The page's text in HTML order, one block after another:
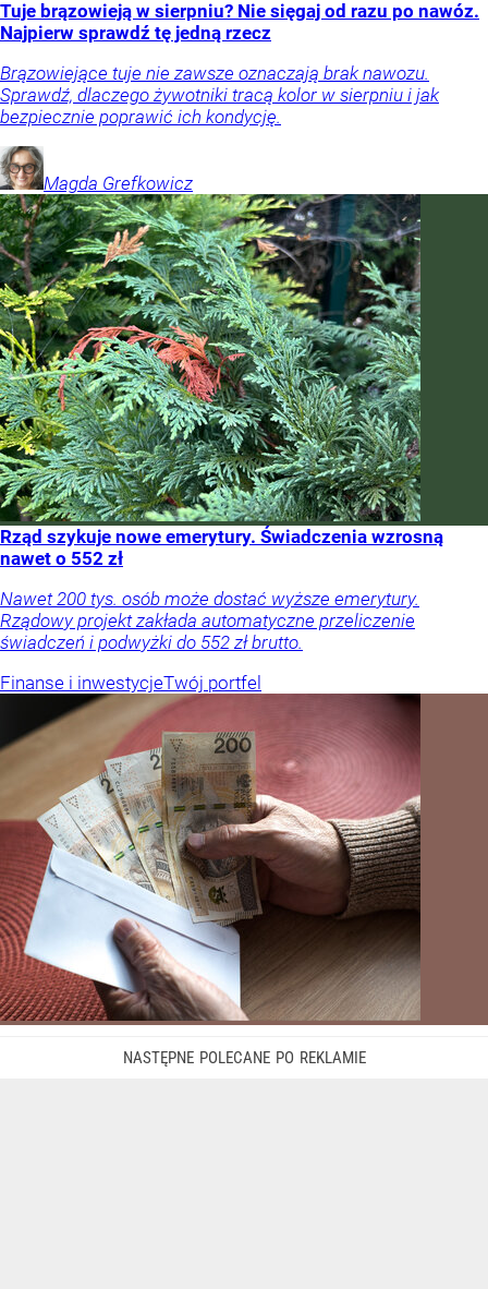
Tuje brązowieją w sierpniu? Nie sięgaj od razu po nawóz.
Najpierw sprawdź tę jedną rzecz
Brązowiejące tuje nie zawsze oznaczają brak nawozu.
Sprawdź, dlaczego żywotniki tracą kolor w sierpniu i jak
bezpiecznie poprawić ich kondycję.
Magda Grefkowicz
Rząd szykuje nowe emerytury. Świadczenia wzrosną
nawet o 552 zł
Nawet 200 tys. osób może dostać wyższe emerytury.
Rządowy projekt zakłada automatyczne przeliczenie
świadczeń i podwyżki do 552 zł brutto.
Finanse i inwestycjeTwój portfel